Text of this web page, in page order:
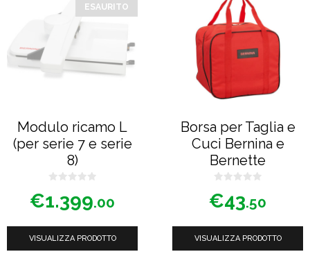
ESAURITO
Modulo ricamo L
(per serie 7 e serie
8)
s
u
€1.399.00
VISUALIZZA PRODOTTO
Borsa per Taglia e
Cuci Bernina e
Bernette
s
u
€43.50
VISUALIZZA PRODOTTO